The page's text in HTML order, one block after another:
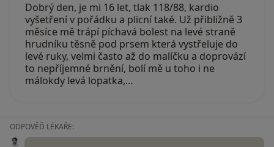
Dobrý den, je mi 16 let, tlak 118/88, kardio
vyšetření v pořádku a plicní také. Už přibližně 3
měsíce mě trápí píchavá bolest na levé straně
hrudníku těsně pod prsem která vystřeluje do
levé ruky, velmi často až do malíčku a doprovází
to nepříjemné brnění, bolí mě u toho i ne
málokdy levá lopatka,…
ODPOVĚĎ LÉKAŘE: